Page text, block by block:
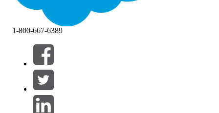
Filtri (0)
SELEZIONA FILTRI
Area prodotti
1-800-667-6389